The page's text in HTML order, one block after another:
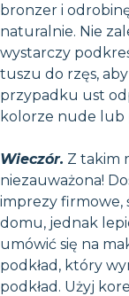
bronzer i
naturalnie. Nie
wystarczy
tuszu do rzęs,
przypadku ust
kolorze nude lub
Wieczór. Z takim
niezauważona!
imprezy firmowe,
domu, jednak
umówić się na
podkład, który
podkład. Użyj